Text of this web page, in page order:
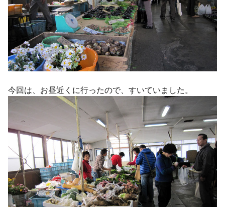
今回は、お昼近くに行ったので、すいていました。